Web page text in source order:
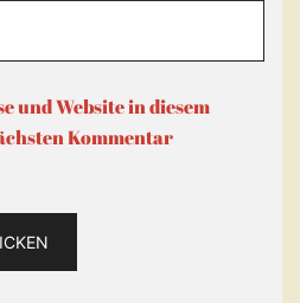
und Website in diesem
Kommentar